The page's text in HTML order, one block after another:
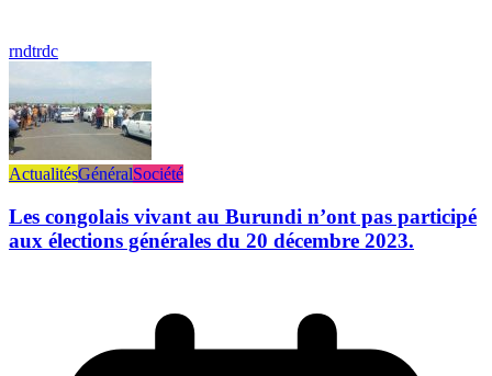
rndtrdc
ActualitésGénéralSociété
Les congolais vivant au Burundi n’ont pas participé
aux élections générales du 20 décembre 2023.